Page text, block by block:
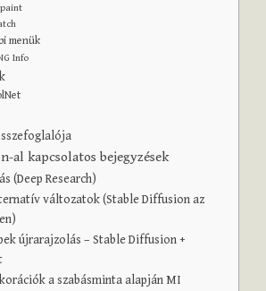
menük
Info
al kapcsolatos bejegyzések
(Deep Research)
változatok (Stable Diffusion az
újrarajzolás – Stable Diffusion +
a szabásminta alapján MI